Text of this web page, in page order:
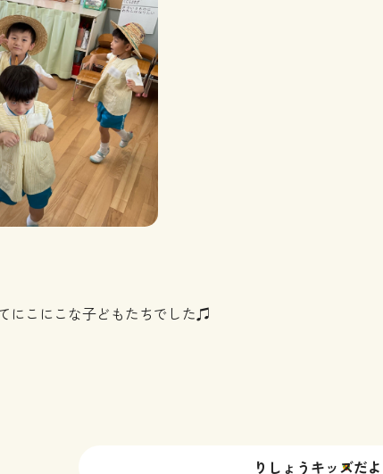
にこにこな子どもたちでした♫
りしょうキッズだ